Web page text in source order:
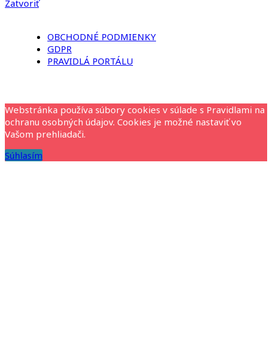
Zatvoriť
OBCHODNÉ PODMIENKY
GDPR
PRAVIDLÁ PORTÁLU
Webstránka používa súbory cookies v súlade s Pravidlami na
ochranu osobných údajov. Cookies je možné nastaviť vo
Vašom prehliadači.
Súhlasím